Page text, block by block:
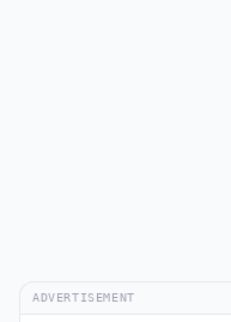
ADVERTISEMENT